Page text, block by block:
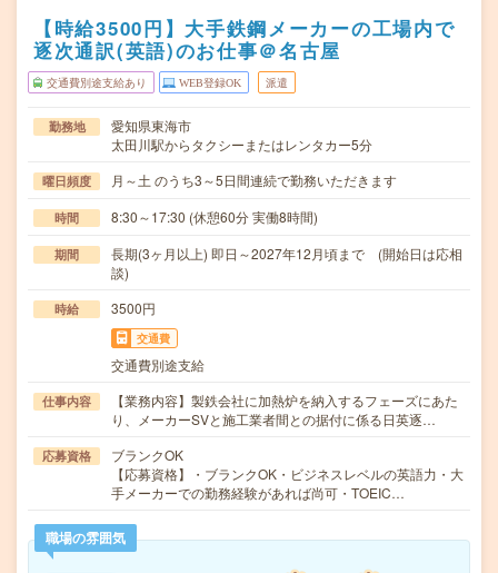
【時給3500円】大手鉄鋼メーカーの工場内で
逐次通訳(英語)のお仕事＠名古屋
交通費別途支給あり WEB登録OK 派遣
勤務地
愛知県東海市
太田川駅からタクシーまたはレンタカー5分
曜日頻度 月～土 のうち3～5日間連続で勤務いただきます
時間 8:30～17:30 (休憩60分 実働8時間)
期間
長期(3ヶ月以上) 即日～2027年12月頃まで (開始日は応相
談)
時給 3500円
交通費
交通費別途支給
仕事内容
【業務内容】製鉄会社に加熱炉を納入するフェーズにあた
り、メーカーSVと施工業者間との据付に係る日英逐…
応募資格
ブランクOK
【応募資格】・ブランクOK・ビジネスレベルの英語力・大
手メーカーでの勤務経験があれば尚可・TOEIC…
職場の雰囲気